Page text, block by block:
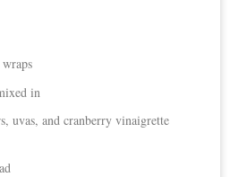
in
uvas, and cranberry vinaigrette